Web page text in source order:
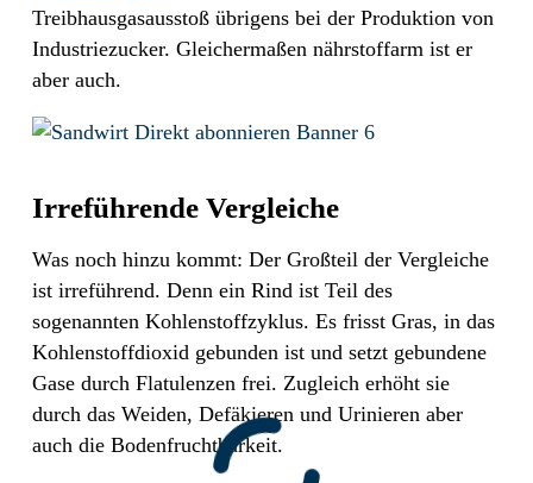
Treibhausgasausstoß übrigens bei der Produktion von
Industriezucker. Gleichermaßen nährstoffarm ist er
aber auch.
Irreführende Vergleiche
Was noch hinzu kommt: Der Großteil der Vergleiche
ist irreführend. Denn ein Rind ist Teil des
sogenannten Kohlenstoffzyklus. Es frisst Gras, in das
Kohlenstoffdioxid gebunden ist und setzt gebundene
Gase durch Flatulenzen frei. Zugleich erhöht sie
durch das Weiden, Defäkieren und Urinieren aber
auch die Bodenfruchtbarkeit.